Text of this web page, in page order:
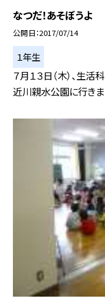
なつだ！あそぼうよ
公開日 2017/07/14
１年生
７月１３日（木）、生活
近川親水公園に行き